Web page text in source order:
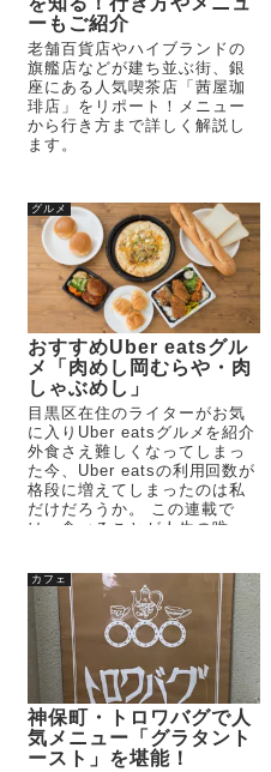
ーもご紹介
老舗百貨店やハイブランドの
旗艦店などが建ち並ぶ街、銀
座にある人気喫茶店「茜屋珈
琲店」をリポート！メニュー
から行き方まで詳しく解説し
ます。
グルメ
おすすめUber eatsグル
メ「肉めし岡むらや・肉
しゃぶめし」
目黒区在住のライターがお気
に入りUber eatsグルメを紹介
外食さえ難しくなってしまっ
た今、Uber eatsの利用回数が
格段に増えてしまったのは私
だけだろうか。 この連載で
は、食べることが人生の唯一
カフェ
神保町・トロワバグで人
気メニュー「グラタント
ースト」を堪能！